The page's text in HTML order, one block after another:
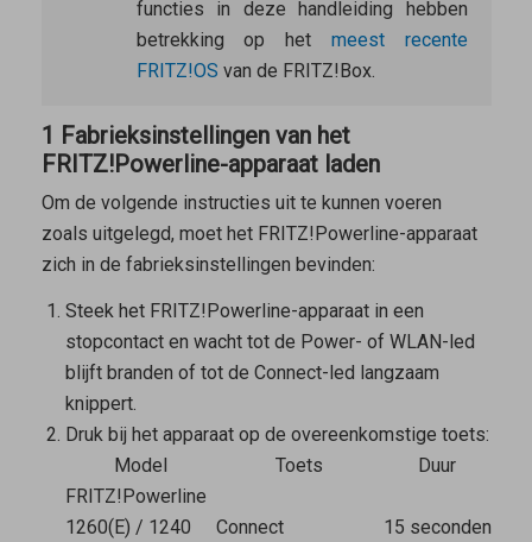
functies in deze handleiding hebben
betrekking op het meest recente
FRITZ!OS van de FRITZ!Box.
1 Fabrieksinstellingen van het
FRITZ!Powerline-apparaat laden
Om de volgende instructies uit te kunnen voeren
zoals uitgelegd, moet het FRITZ!Powerline-apparaat
zich in de fabrieksinstellingen bevinden:
Steek het FRITZ!Powerline-apparaat in een
stopcontact en wacht tot de Power- of WLAN-led
blijft branden of tot de Connect-led langzaam
knippert.
Druk bij het apparaat op de overeenkomstige toets:
Model
Toets
Duur
FRITZ!Powerline
1260(E) / 1240
Connect 15 seconden